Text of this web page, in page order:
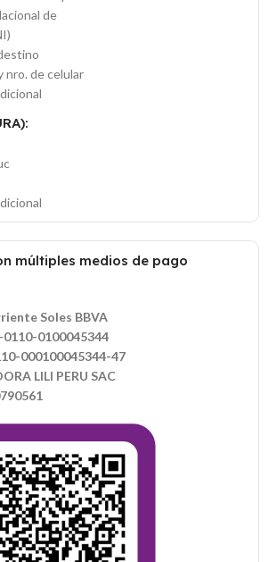
de
nro. de celular
múltiples medios de pago
Soles BBVA
0110-0100045344
000100045344-47
LILI PERU SAC